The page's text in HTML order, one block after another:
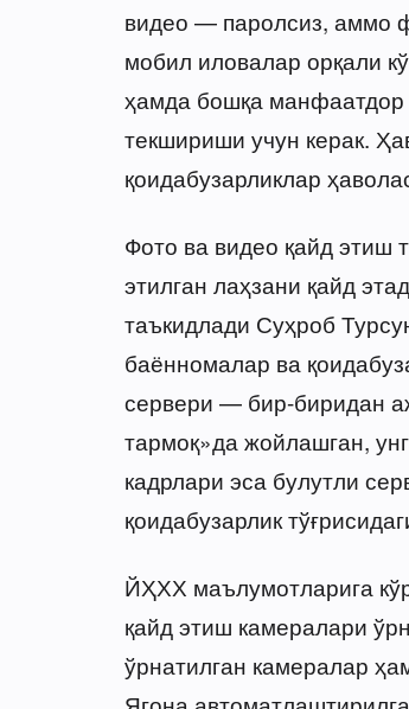
видео — паролсиз, аммо
мобил иловалар орқали
ҳамда бошқа манфаатдор
текшириши учун керак.
қоидабузарликлар
Фото ва видео қайд этиш
этилган лаҳзани қайд
таъкидлади Суҳроб
баённомалар ва
сервери — бир-биридан
тармоқ»да жойлашган,
кадрлари эса булутли
қоидабузарлик
ЙҲХХ маълумотларига
қайд этиш камералари
ўрнатилган камералар